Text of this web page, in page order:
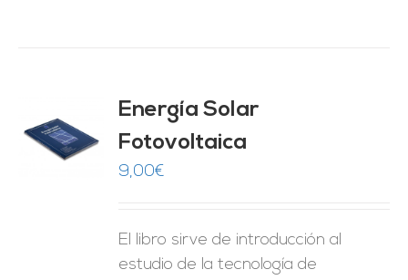
Energía Solar
Fotovoltaica
9,00€
El libro sirve de introducción al
estudio de la tecnología de